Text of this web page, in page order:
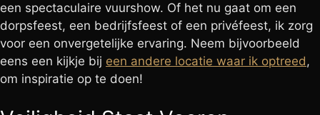
een spectaculaire vuurshow. Of het nu gaat om een
dorpsfeest, een bedrijfsfeest of een privéfeest, ik zorg
voor een onvergetelijke ervaring. Neem bijvoorbeeld
eens een kijkje bij een andere locatie waar ik optreed,
om inspiratie op te doen!